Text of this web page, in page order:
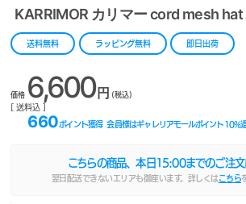
KARRIMOR カリマー cord mesh
送料無料 ラッピング無料 即日出荷
価格 6,600円 (税込)
[ 送料込 ]
660ポイント獲得 会員様はギャレリアモールポイント 10%
こちらの商品、本日 15:00までのご注
翌日配送できないエリアも御座います。詳しくは こちら